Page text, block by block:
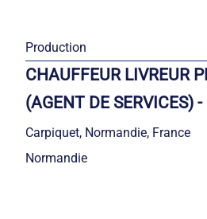
Production
CHAUFFEUR LIVREUR
(AGENT DE SERVICES) -
Carpiquet, Normandie, France
Normandie